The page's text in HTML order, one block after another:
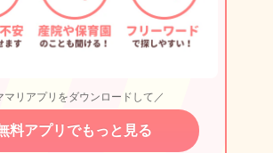
マリアプリをダウンロードして／
料アプリでもっと見る